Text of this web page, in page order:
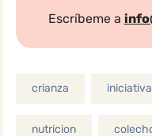
Escríbeme a
crianza
nutricion